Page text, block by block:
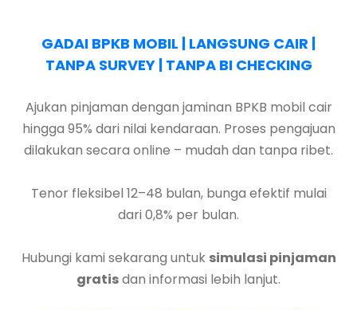
GADAI BPKB MOBIL | LANGSUNG CAIR |
TANPA SURVEY | TANPA BI CHECKING
Ajukan pinjaman dengan jaminan BPKB mobil cair
hingga 95% dari nilai kendaraan. Proses pengajuan
dilakukan secara online – mudah dan tanpa ribet.
Tenor fleksibel 12–48 bulan, bunga efektif mulai
dari 0,8% per bulan.
Hubungi kami sekarang untuk simulasi pinjaman
gratisdan informasi lebih lanjut.